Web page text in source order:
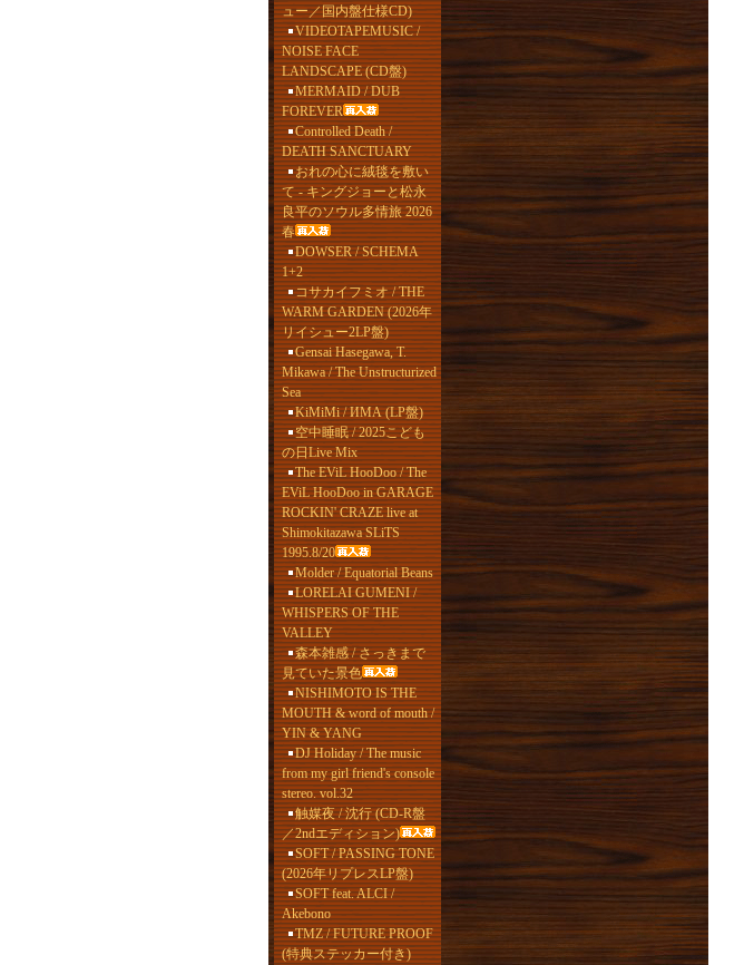
ュー／国内盤仕様CD)
VIDEOTAPEMUSIC /
NOISE FACE
LANDSCAPE (CD盤)
MERMAID / DUB
FOREVER
Controlled Death /
DEATH SANCTUARY
おれの心に絨毯を敷い
て - キングジョーと松永
良平のソウル多情旅 2026
春
DOWSER / SCHEMA
1+2
コサカイフミオ / THE
WARM GARDEN (2026年
リイシュー2LP盤)
Gensai Hasegawa, T.
Mikawa / The Unstructurized
Sea
KiMiMi / ИМА (LP盤)
空中睡眠 / 2025こども
の日Live Mix
The EViL HooDoo / The
EViL HooDoo in GARAGE
ROCKIN' CRAZE live at
Shimokitazawa SLiTS
1995.8/20
Molder / Equatorial Beans
LORELAI GUMENI /
WHISPERS OF THE
VALLEY
森本雑感 / さっきまで
見ていた景色
NISHIMOTO IS THE
MOUTH & word of mouth /
YIN & YANG
DJ Holiday / The music
from my girl friend's console
stereo. vol.32
触媒夜 / 沈行 (CD-R盤
／2ndエディション)
SOFT / PASSING TONE
(2026年リプレスLP盤)
SOFT feat. ALCI /
Akebono
TMZ / FUTURE PROOF
(特典ステッカー付き)